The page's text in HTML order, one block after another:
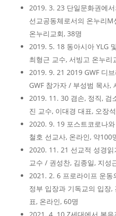
2019. 3. 23 단일문화권에
선교공동체로서의 온누리M
온누리교회, 38명
2019. 5. 18 동아시아 YLG
최형근 교수, 서빙고 온누리
2019. 9. 21 2019 GWF 디
GWF 참가자 / 부성범 목사,
2019. 11. 30 겸손, 정직, 검
진 교수, 이대경 대표, 오장
2020. 9. 19 포스트코로나
철호 선교사, 온라인, 약100
2020. 11. 21 선교적 성경
교수 / 권성찬, 김종일, 지성
2021. 2. 6 프로라이프 운동
정부 입장과 기독교의 입장,
표, 온라인, 60명
2021. 4. 10 Z세대에서 복